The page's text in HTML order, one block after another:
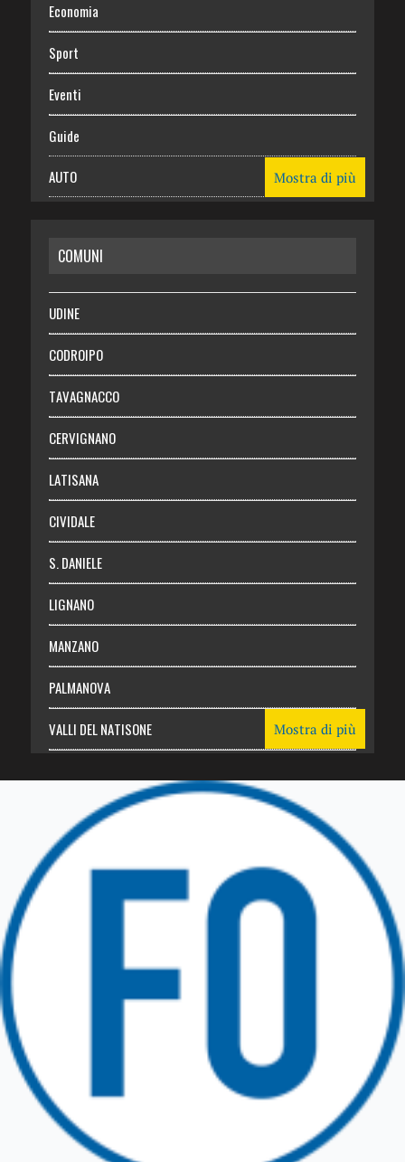
Economia
Sport
Eventi
Guide
AUTO
RISPARMIO
SALUTE
Necrologie
Chi siamo
Abbonati
Login
Mostra di più
COMUNI
UDINE
CODROIPO
TAVAGNACCO
CERVIGNANO
LATISANA
CIVIDALE
S. DANIELE
LIGNANO
MANZANO
PALMANOVA
VALLI DEL NATISONE
TRICESIMO
TARCENTO
GEMONA DEL FRIULI
Mostra di più